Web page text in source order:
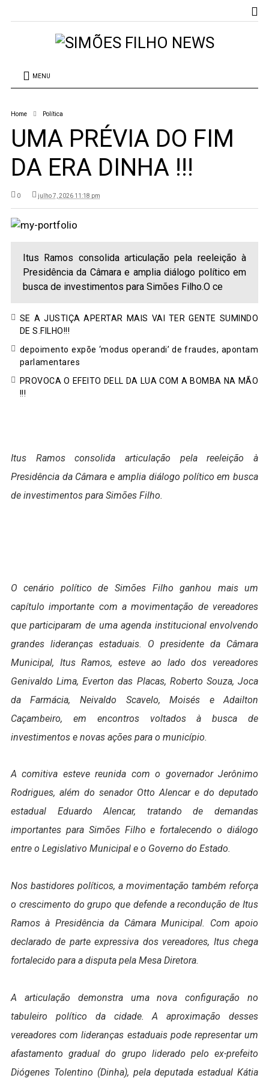
MENU
Home Política
UMA PRÉVIA DO FIM
DA ERA DINHA !!!
0 julho 7, 2026 11:18 pm
Itus Ramos consolida articulação pela reeleição à
Presidência da Câmara e amplia diálogo político em
busca de investimentos para Simões Filho.O ce
SE A JUSTIÇA APERTAR MAIS VAI TER GENTE SUMINDO
DE S.FILHO!!!
depoimento expõe ‘modus operandi’ de fraudes, apontam
parlamentares
PROVOCA O EFEITO DELL DA LUA COM A BOMBA NA MÃO
!!!
Itus Ramos consolida articulação pela reeleição à
Presidência da Câmara e amplia diálogo político em busca
de investimentos para Simões Filho.
O cenário político de Simões Filho ganhou mais um
capítulo importante com a movimentação de vereadores
que participaram de uma agenda institucional envolvendo
grandes lideranças estaduais. O presidente da Câmara
Municipal, Itus Ramos, esteve ao lado dos vereadores
Genivaldo Lima, Everton das Placas, Roberto Souza, Joca
da Farmácia, Neivaldo Scavelo, Moisés e Adailton
Caçambeiro, em encontros voltados à busca de
investimentos e novas ações para o município.
A comitiva esteve reunida com o governador Jerônimo
Rodrigues, além do senador Otto Alencar e do deputado
estadual Eduardo Alencar, tratando de demandas
importantes para Simões Filho e fortalecendo o diálogo
entre o Legislativo Municipal e o Governo do Estado.
Nos bastidores políticos, a movimentação também reforça
o crescimento do grupo que defende a recondução de Itus
Ramos à Presidência da Câmara Municipal. Com apoio
declarado de parte expressiva dos vereadores, Itus chega
fortalecido para a disputa pela Mesa Diretora.
A articulação demonstra uma nova configuração no
tabuleiro político da cidade. A aproximação desses
vereadores com lideranças estaduais pode representar um
afastamento gradual do grupo liderado pelo ex-prefeito
Diógenes Tolentino (Dinha), pela deputada estadual Kátia